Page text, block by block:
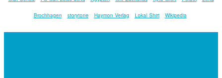
Brochhagen storytone Haymon Verlag Lokal Shirt Wikipedia